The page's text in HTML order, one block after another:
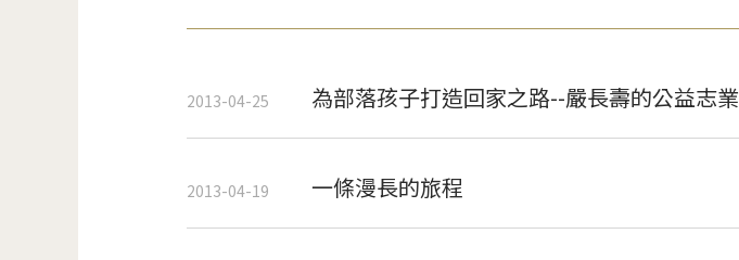
2013-04-25 為部落孩子打造回家之路--嚴長壽的公益志業
2013-04-19 一條漫長的旅程